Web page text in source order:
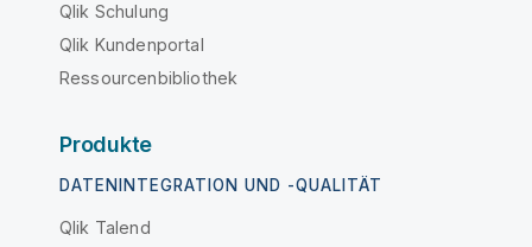
Qlik Schulung
Qlik Kundenportal
Ressourcenbibliothek
Produkte
DATENINTEGRATION UND -QUALITÄT
Qlik Talend